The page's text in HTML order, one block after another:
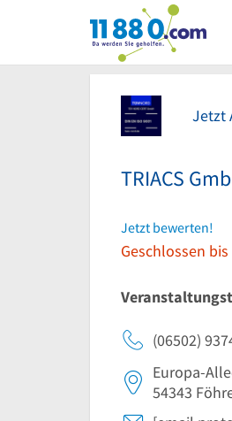
11880.com
Jetzt
TRIACS
Jetzt bewerten!
Geschlossen bis
(06502)
Europa-
54343